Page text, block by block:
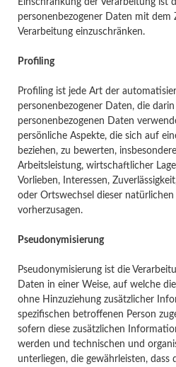
Einschränkung der Verarbeitung ist
personenbezogener Daten mit dem
Verarbeitung einzuschränken.
Profiling
Profiling ist jede Art der
personenbezogener Daten, die
personenbezogenen Daten
persönliche Aspekte, die sich auf
beziehen, zu bewerten,
Arbeitsleistung, wirtschaftlicher
Vorlieben, Interessen,
oder Ortswechsel dieser
vorherzusagen.
Pseudonymisierung
Pseudonymisierung ist die
Daten in einer Weise, auf welche
ohne Hinzuziehung zusätzlicher
spezifischen betroffenen Person
sofern diese zusätzlichen
werden und technischen und
unterliegen, die gewährleisten, dass